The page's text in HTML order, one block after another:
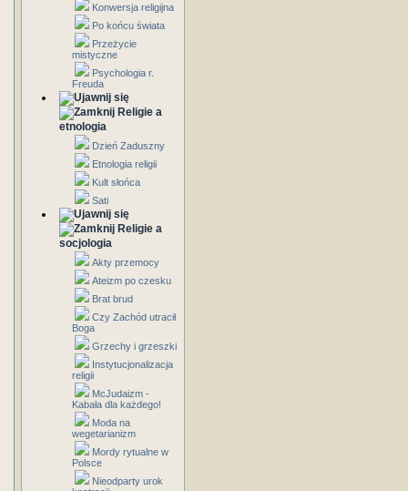
Konwersja religijna
Po końcu świata
Przeżycie
mistyczne
Psychologia r.
Freuda
Religie a
etnologia
Dzień Zaduszny
Etnologia religii
Kult słońca
Sati
Religie a
socjologia
Akty przemocy
Ateizm po czesku
Brat brud
Czy Zachód utracił
Boga
Grzechy i grzeszki
Instytucjonalizacja
religii
McJudaizm -
Kabała dla każdego!
Moda na
wegetarianizm
Mordy rytualne w
Polsce
Nieodparty urok